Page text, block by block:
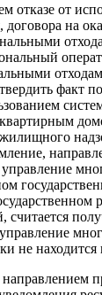
отказе от
договора на
факт
считается
не находится